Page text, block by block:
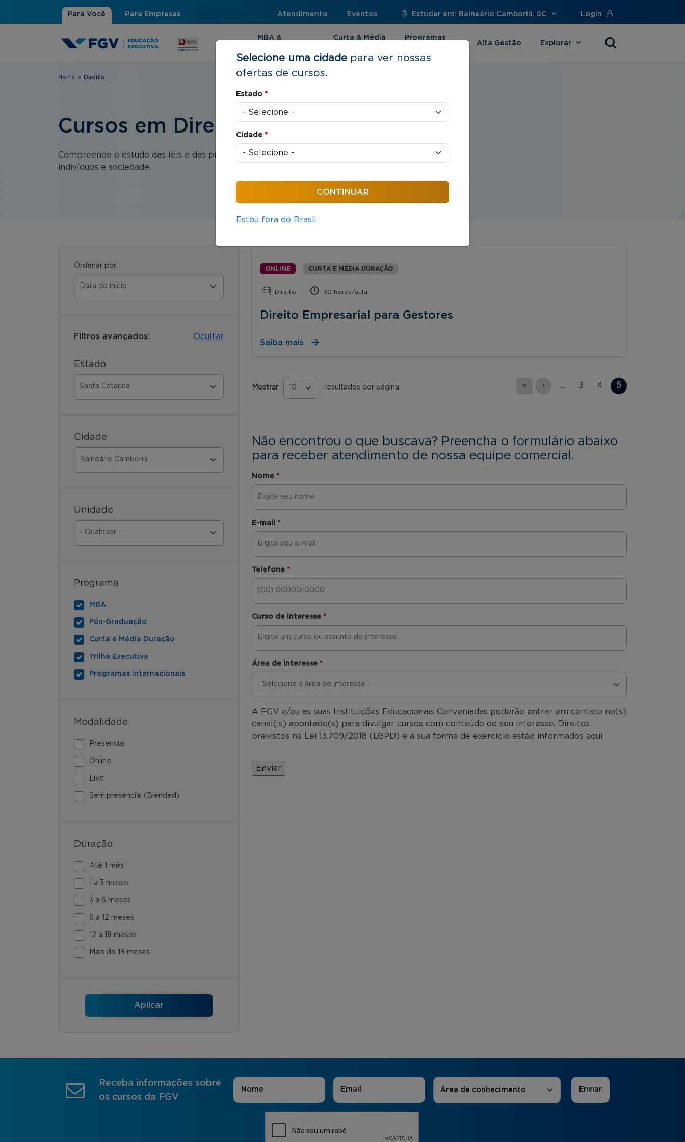
Para Você Para Empresas Atendimento Eventos Estudar em: Balneário Camboriú, SC Login
MBA &
Curta & Média
Programas
Alta Gestão Explorar
Você está aqui
Home » Direito
Cursos em Direito
Compreende o estudo das leis e das práticas jurídicas que organizam as relações entre
indivíduos e sociedade.
Ordenar por:
Filtros avançados: Ocultar
Estado
Cidade
Unidade
Programa
MBA
Pós-Graduação
Curta e Média Duração
Trilha Executiva
Programas Internacionais
Modalidade
Presencial
Online
Live
Semipresencial (Blended)
Duração
Até 1 mês
1 a 3 meses
3 a 6 meses
6 a 12 meses
12 a 18 meses
Mais de 18 meses
ONLINE CURTA E MÉDIA DURAÇÃO
Direito 30 horas/aula
Direito Empresarial para Gestores
Saiba mais
Mostrar resultados por página
Páginas
« ‹ … 3 4 5
Não encontrou o que buscava? Preencha o formulário abaixo
para receber atendimento de nossa equipe comercial.
Nome *
E-mail *
Telefone *
Curso de interesse *
Área de interesse *
A FGV e/ou as suas Instituições Educacionais Conveniadas poderão entrar em contato no(s)
canal(is) apontado(s) para divulgar cursos com conteúdo de seu interesse. Direitos
previstos na Lei 13.709/2018 (LGPD) e a sua forma de exercício estão informados aqui.
Receba informações sobre
os cursos da FGV
Nome E-mail Áreas de Interesse
Área de conhecimento
Selecione uma cidade para ver nossas
ofertas de cursos.
Estado *
Cidade *
Estou fora do Brasil